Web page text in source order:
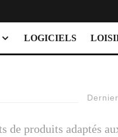
LOGICIELS
Dernier
de produits adaptés